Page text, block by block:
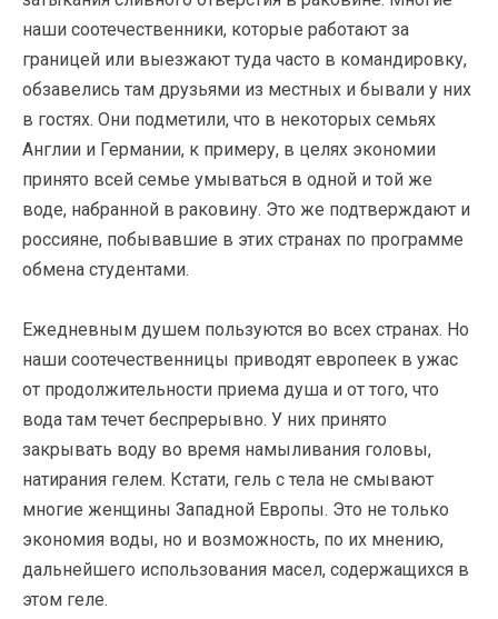
наши соотечественники, которые работают за
границей или выезжают туда часто в командировку,
обзавелись там друзьями из местных и бывали у них
в гостях. Они подметили, что в некоторых семьях
Англии и Германии, к примеру, в целях экономии
принято всей семье умываться в одной и той же
воде, набранной в раковину. Это же подтверждают и
россияне, побывавшие в этих странах по программе
обмена студентами.
Ежедневным душем пользуются во всех странах. Но
наши соотечественницы приводят европеек в ужас
от продолжительности приема душа и от того, что
вода там течет беспрерывно. У них принято
закрывать воду во время намыливания головы,
натирания гелем. Кстати, гель с тела не смывают
многие женщины Западной Европы. Это не только
экономия воды, но и возможность, по их мнению,
дальнейшего использования масел, содержащихся в
этом геле.